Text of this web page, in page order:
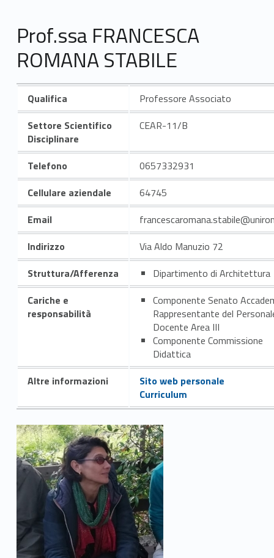
Prof.ssa FRANCESCA
ROMANA STABILE
Qualifica
Professore Associato
Settore Scientifico
Disciplinare
CEAR-11/B
Telefono
0657332931
Cellulare aziendale
64745
Email
Indirizzo
Via Aldo Manuzio 72
Struttura/Afferenza
Dipartimento di Architettura
Cariche e
responsabilità
Componente Senato
Rappresentante del
Docente Area III
Componente Commissione
Didattica
Altre informazioni
Sito web personale
Curriculum